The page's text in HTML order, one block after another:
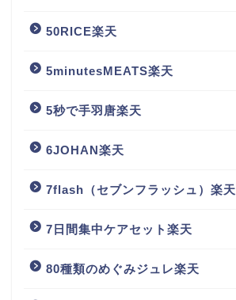
50RICE楽天
5minutesMEATS楽天
5秒で手羽唐楽天
6JOHAN楽天
7flash（セブンフラッシュ）楽天
7日間集中ケアセット楽天
80種類のめぐみジュレ楽天